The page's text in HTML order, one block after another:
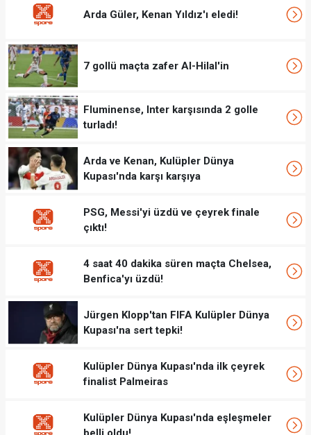
Arda Güler, Kenan Yıldız'ı eledi!
7 gollü maçta zafer Al-Hilal'in
Fluminense, Inter karşısında 2 golle
turladı!
Arda ve Kenan, Kulüpler Dünya
Kupası'nda karşı karşıya
PSG, Messi'yi üzdü ve çeyrek finale
çıktı!
4 saat 40 dakika süren maçta Chelsea,
Benfica'yı üzdü!
Jürgen Klopp'tan FIFA Kulüpler Dünya
Kupası'na sert tepki!
Kulüpler Dünya Kupası'nda ilk çeyrek
finalist Palmeiras
Kulüpler Dünya Kupası'nda eşleşmeler